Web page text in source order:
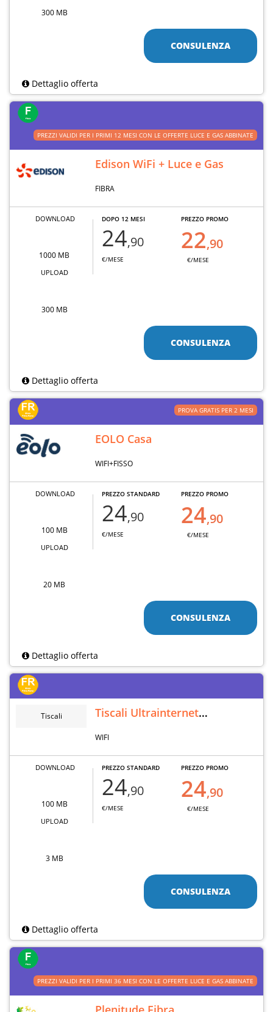
300 MB
CONSULENZA
Dettaglio offerta
PREZZI VALIDI PER I PRIMI 12 MESI CON LE OFFERTE LUCE E GAS ABBINATE
Edison WiFi + Luce e Gas
FIBRA
DOWNLOAD
1000 MB
UPLOAD
300 MB
DOPO 12 MESI
24,90
€/MESE
PREZZO PROMO
22,90
€/MESE
CONSULENZA
Dettaglio offerta
PROVA GRATIS PER 2 MESI
EOLO Casa
WIFI+FISSO
DOWNLOAD
100 MB
UPLOAD
20 MB
PREZZO STANDARD
24,90
€/MESE
PREZZO PROMO
24,90
€/MESE
CONSULENZA
Dettaglio offerta
Tiscali
Tiscali Ultrainternet
WIFI
DOWNLOAD
100 MB
UPLOAD
3 MB
PREZZO STANDARD
24,90
€/MESE
PREZZO PROMO
24,90
€/MESE
CONSULENZA
Dettaglio offerta
PREZZI VALIDI PER I PRIMI 36 MESI CON LE OFFERTE LUCE E GAS ABBINATE